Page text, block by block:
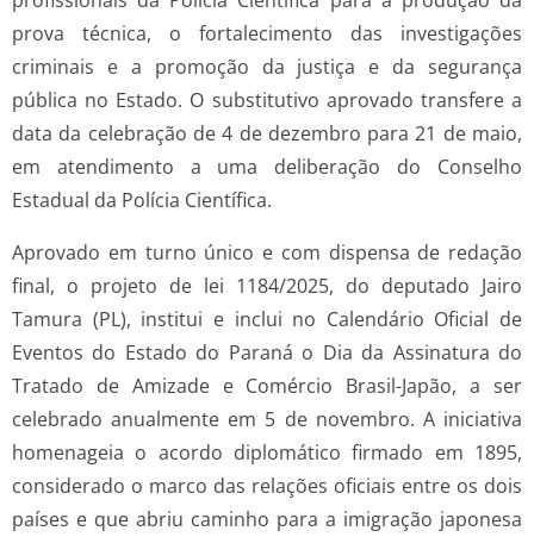
prova técnica, o fortalecimento das investigações
criminais e a promoção da justiça e da segurança
pública no Estado. O substitutivo aprovado transfere a
data da celebração de 4 de dezembro para 21 de maio,
em atendimento a uma deliberação do Conselho
Estadual da Polícia Científica.
Aprovado em turno único e com dispensa de redação
final, o projeto de lei 1184/2025, do deputado Jairo
Tamura (PL), institui e inclui no Calendário Oficial de
Eventos do Estado do Paraná o Dia da Assinatura do
Tratado de Amizade e Comércio Brasil-Japão, a ser
celebrado anualmente em 5 de novembro. A iniciativa
homenageia o acordo diplomático firmado em 1895,
considerado o marco das relações oficiais entre os dois
países e que abriu caminho para a imigração japonesa